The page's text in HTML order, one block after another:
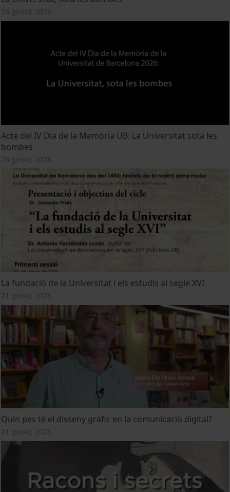
26 gener, 2026
Acte del IV Dia de la Memòria UB: La Universitat sota les
bombes
26 gener, 2026
La fundació de la Universitat i els estudis al segle XVI
21 gener, 2026
Quin pes té el disseny gràfic en la comunicació digital?
21 gener, 2026